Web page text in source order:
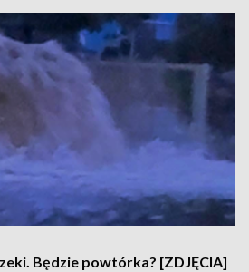
Będzie powtórka? [ZDJĘCIA]